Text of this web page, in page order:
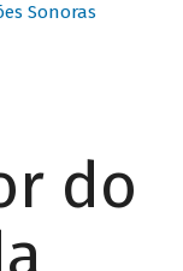
Sonoras
do